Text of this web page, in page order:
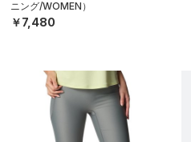
ニング/WOMEN）
￥7,480